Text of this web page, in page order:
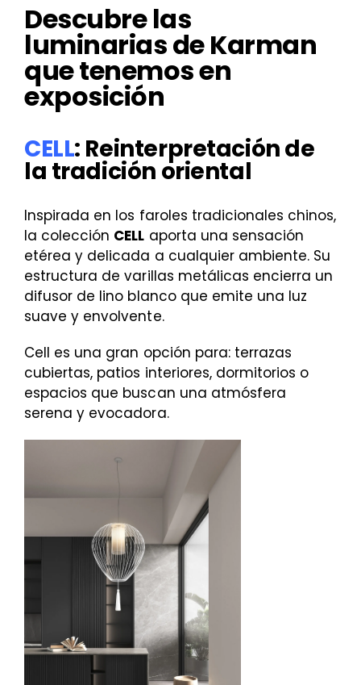
Descubre las
luminarias de Karman
que tenemos en
exposición
CELL: Reinterpretación de
la tradición oriental
Inspirada en los faroles tradicionales chinos,
la colección CELL aporta una sensación
etérea y delicada a cualquier ambiente. Su
estructura de varillas metálicas encierra un
difusor de lino blanco que emite una luz
suave y envolvente.
Cell es una gran opción para: terrazas
cubiertas, patios interiores, dormitorios o
espacios que buscan una atmósfera
serena y evocadora.